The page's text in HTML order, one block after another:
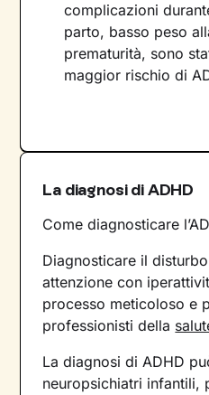
complicazioni
parto, basso peso
prematurità, sono
maggior rischio di
La diagnosi di ADHD
Come diagnosticare
Diagnosticare il
attenzione con
processo meticoloso e
professionisti della
La diagnosi di ADHD
neuropsichiatri infantili,